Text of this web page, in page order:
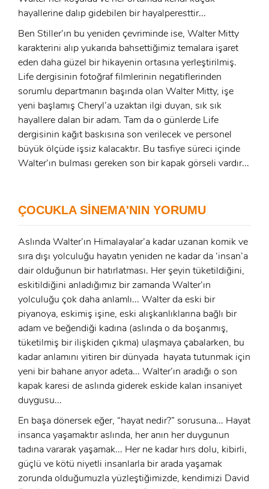
GIRIŞ YAP
E-Posta:
Şifre:
GIRIŞ
ÜYE OL
Ad Soyad:
E-Posta:
Şifre:
GIRIŞ
hayallerine dalıp gidebilen bir hayalperesttir...
Ben Stiller’ın bu yeniden çevriminde ise, Walter Mitty
karakterini alıp yukarıda bahsettiğimiz temalara işaret
eden daha güzel bir hikayenin ortasına yerleştirilmiş.
Life dergisinin fotoğraf filmlerinin negatiflerinden
sorumlu departmanın başında olan Walter Mitty, işe
yeni başlamış Cheryl’a uzaktan ilgi duyan, sık sık
hayallere dalan bir adam. Tam da o günlerde Life
dergisinin kağıt baskısına son verilecek ve personel
büyük ölçüde işsiz kalacaktır. Bu tasfiye süreci içinde
Walter’ın bulması gereken son bir kapak görseli vardır...
ÇOCUKLA SİNEMA'NIN YORUMU
Aslında Walter’ın Himalayalar’a kadar uzanan komik ve
sıra dışı yolculuğu hayatın yeniden ne kadar da ‘insan’a
dair olduğunun bir hatırlatması. Her şeyin tüketildiğini,
eskitildiğini anladığımız bir zamanda Walter’ın
yolculuğu çok daha anlamlı... Walter da eski bir
piyanoya, eskimiş işine, eski alışkanlıklarına bağlı bir
adam ve beğendiği kadına (aslında o da boşanmış,
tüketilmiş bir ilişkiden çıkma) ulaşmaya çabalarken, bu
kadar anlamını yitiren bir dünyada hayata tutunmak için
yeni bir bahane arıyor adeta... Walter’ın aradığı o son
kapak karesi de aslında giderek eskide kalan insaniyet
duygusu...
En başa dönersek eğer, “hayat nedir?” sorusuna... Hayat
insanca yaşamaktır aslında, her anın her duygunun
tadına vararak yaşamak... Her ne kadar hırs dolu, kibirli,
güçlü ve kötü niyetli insanlarla bir arada yaşamak
zorunda olduğumuzla yüzleştiğimizde, kendimizi David